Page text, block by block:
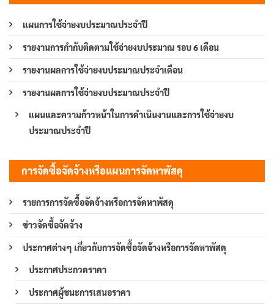
แผนการใช้จ่ายงบประมาณประจำปี
รายงานการกำกับติดตามใช้จ่ายงบประมาณ รอบ 6 เดือน
รายงานผลการใช้จ่ายงบประมาณประจำเดือน
รายงานผลการใช้จ่ายงบประมาณประจำปี
แผนและความก้าวหน้าในการดำเนินงานและการใช้จ่ายงบ
ประมาณประจำปี
การจัดซื้อจัดจ้างหรือแผนการจัดหาพัสดุ
รายการการจัดซื้อจัดจ้างหรือการจัดหาพัสดุ
ข่าวจัดซื้อจัดจ้าง
ประกาศต่างๆ เกี่ยวกับการจัดซื้อจัดจ้างหรือการจัดหาพัสดุ
ประกาศประกวดราคา
ประกาศผู้ชนะการเสนอราคา